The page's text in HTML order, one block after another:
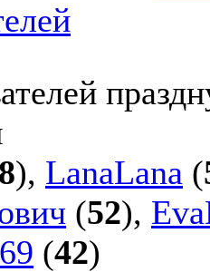
), LanaLana (
(52),
(42)